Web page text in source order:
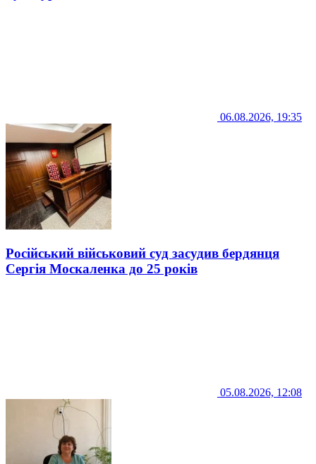
06.08.2026, 19:35
Російський військовий суд засудив бердянця
Сергія Москаленка до 25 років
05.08.2026, 12:08